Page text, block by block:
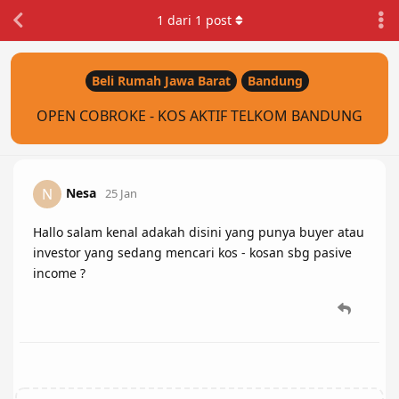
Beli Rumah Jawa Barat Bandung
OPEN COBROKE - KOS AKTIF TELKOM BANDUNG
1 dari 1 post
N Nesa 25 Jan
Hallo salam kenal adakah disini yang punya buyer atau
investor yang sedang mencari kos - kosan sbg pasive
income ?